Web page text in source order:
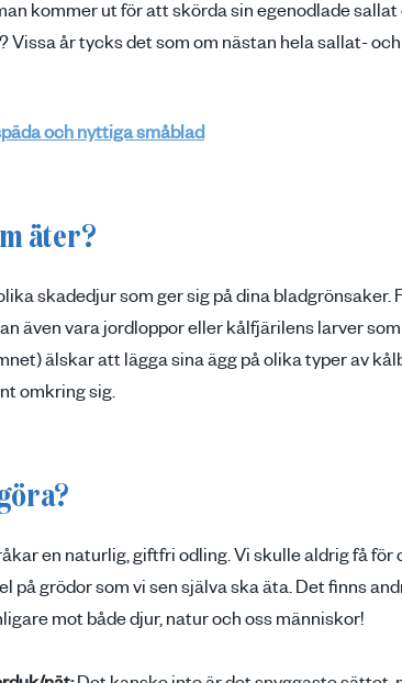
kommer ut för att skörda sin egenodlade
Vissa år tycks det som om nästan hela sallat-
och nyttiga småblad
äter?
skadedjur som ger sig på dina bladgrönsaker.
även vara jordloppor eller kålfjärilens larver
älskar att lägga sina ägg på olika typer av
omkring sig.
en naturlig, giftfri odling. Vi skulle aldrig få
på grödor som vi sen själva ska äta. Det finns
mot både djur, natur och oss människor!